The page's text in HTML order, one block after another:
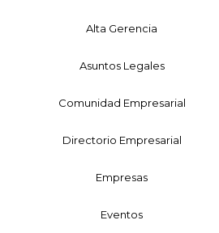
Alta Gerencia
Asuntos Legales
Comunidad Empresarial
Directorio Empresarial
Empresas
Eventos